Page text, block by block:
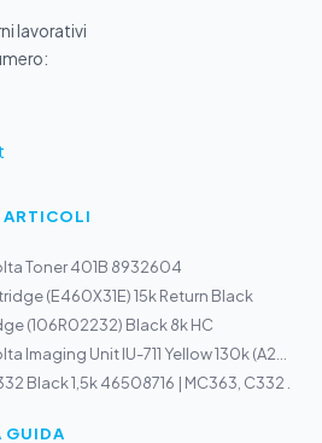
lavorativi
ARTICOLI
Toner 401B 8932604
(E460X31E) 15k Return Black
(106R02232) Black 8k HC
Black 1,5k 46508716 | MC363, C332 .
GUIDA